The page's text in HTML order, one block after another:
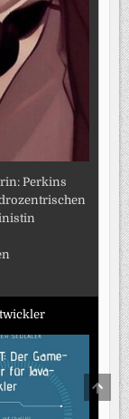
Perkins
TO
TOP